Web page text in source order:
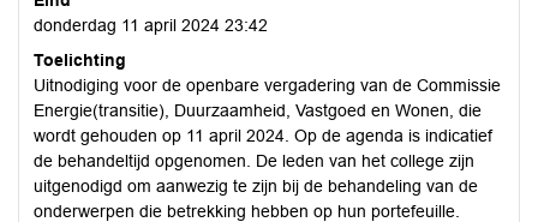
donderdag 11 april 2024 23:42
Toelichting
Uitnodiging voor de openbare vergadering van de Commissie
Energie(transitie), Duurzaamheid, Vastgoed en Wonen, die
wordt gehouden op 11 april 2024. Op de agenda is indicatief
de behandeltijd opgenomen. De leden van het college zijn
uitgenodigd om aanwezig te zijn bij de behandeling van de
onderwerpen die betrekking hebben op hun portefeuille.